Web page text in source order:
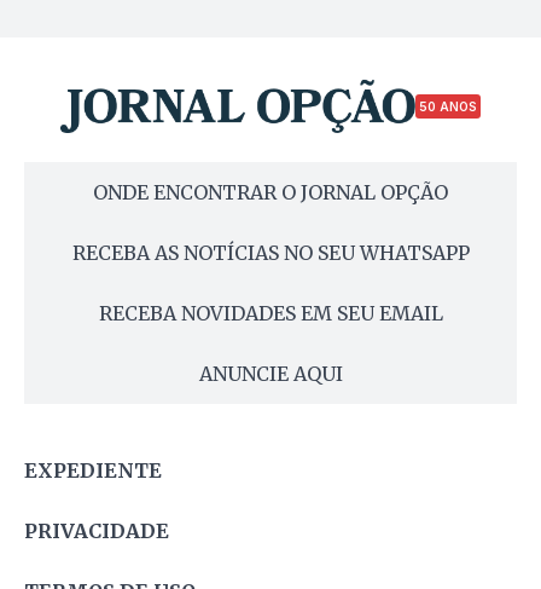
50 ANOS
ONDE ENCONTRAR O JORNAL OPÇÃO
RECEBA AS NOTÍCIAS NO SEU WHATSAPP
RECEBA NOVIDADES EM SEU EMAIL
ANUNCIE AQUI
EXPEDIENTE
PRIVACIDADE